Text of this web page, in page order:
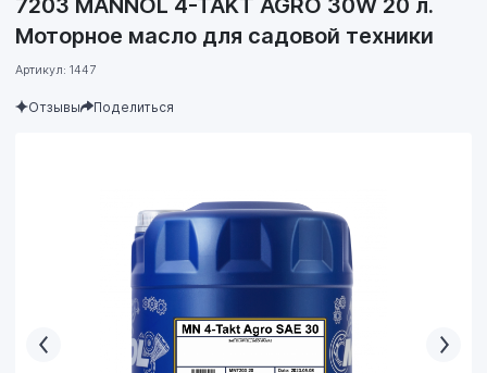
7203 MANNOL 4-TAKT AGRO 30W 20 л.
Моторное масло для садовой техники
Артикул: 1447
Отзывы Поделиться